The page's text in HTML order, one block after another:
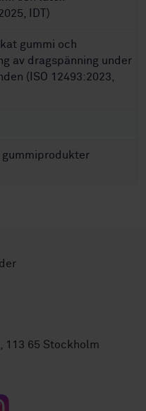
IDT)
gummi och
av dragspänning under
(ISO 12493:2023,
gummiprodukter
113 65 Stockholm